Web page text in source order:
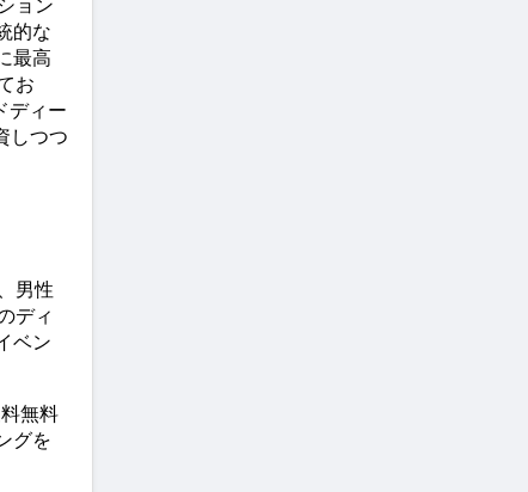
ョン
的な
最高
お
ディー
しつつ
男性
ディ
ベン
無料
グを